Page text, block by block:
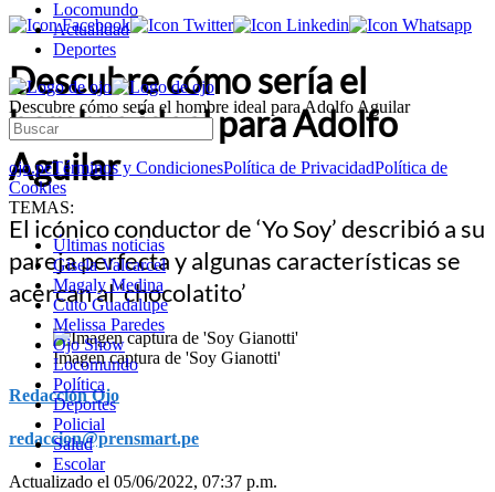
Locomundo
Actualidad
Deportes
Descubre cómo sería el hombre ideal para Adolfo Aguilar
ojo.peTérminos y CondicionesPolítica de PrivacidadPolítica de
Cookies
TEMAS:
Últimas noticias
Gisela Valcarcel
Magaly Medina
Cuto Guadalupe
Melissa Paredes
Ojo Show
Locomundo
Política
Deportes
Policial
Salud
Escolar
Descubre cómo sería el
hombre ideal para Adolfo
Aguilar
El icónico conductor de ‘Yo Soy’ describió a su
pareja perfecta y algunas características se
acercan al ‘chocolatito’
Imagen captura de 'Soy Gianotti'
Redacción Ojo
redaccion@prensmart.pe
Actualizado el 05/06/2022, 07:37 p.m.